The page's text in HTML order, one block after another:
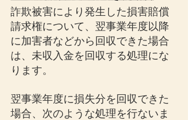
詐欺被害により発生した損害賠償
請求権について、翌事業年度以降
に加害者などから回収できた場合
は、未収入金を回収する処理にな
ります。
翌事業年度に損失分を回収できた
場合、次のような処理を行ないま